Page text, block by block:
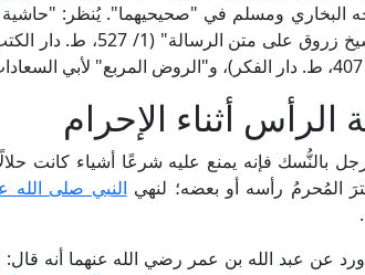
الحلبي)، و"شرح الشيخ
أثناء الإحرام
بالنُّسك فإنه يمنع عليه شرعًا أشياء كانت
المُحرمُ رأسه أو بعضه؛ لنهي النبي صلى الله
عن عبد الله بن عمر رضي الله عنهما أنه